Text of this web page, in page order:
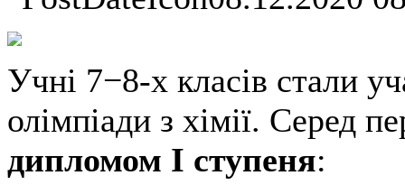
Учні 7−8-х класів стали
олімпіади з хімії. Серед
дипломом I ступеня: